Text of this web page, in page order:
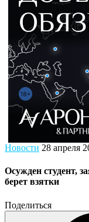
Новости 28 апреля
Осужден студент,
берет взятки
Поделиться